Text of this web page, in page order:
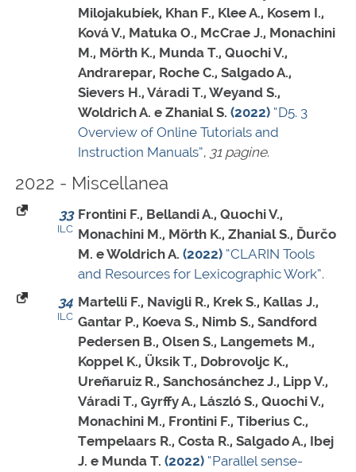
Milojakubíek, Khan F., Klee A., Kosem I.,
Ková V., Matuka O., McCrae J., Monachini
M., Mörth K., Munda T., Quochi V.,
Andrarepar, Roche C., Salgado A.,
Sievers H., Váradi T., Weyand S.,
Woldrich A. e Zhanial S. (2022) “D5. 3
Overview of Online Tutorials and
Instruction Manuals”, 31 pagine.
2022 - Miscellanea
33
ILC
Frontini F., Bellandi A., Quochi V.,
Monachini M., Mörth K., Zhanial S., Ďurčo
M. e Woldrich A. (2022) “CLARIN Tools
and Resources for Lexicographic Work”.
34
ILC
Martelli F., Navigli R., Krek S., Kallas J.,
Gantar P., Koeva S., Nimb S., Sandford
Pedersen B., Olsen S., Langemets M.,
Koppel K., Üksik T., Dobrovoljc K.,
Ureñaruiz R., Sanchosánchez J., Lipp V.,
Váradi T., Gyrffy A., László S., Quochi V.,
Monachini M., Frontini F., Tiberius C.,
Tempelaars R., Costa R., Salgado A., Ibej
J. e Munda T. (2022) “Parallel sense-